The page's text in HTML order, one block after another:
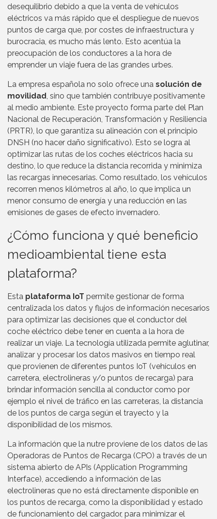
desequilibrio debido a que la venta de vehículos
eléctricos va más rápido que el despliegue de nuevos
puntos de carga que, por costes de infraestructura y
burocracia, es mucho más lento. Esto acentúa la
preocupación de los conductores a la hora de
emprender un viaje fuera de las grandes urbes.
La empresa española no solo ofrece una solución de
movilidad , sino que también contribuye positivamente
al medio ambiente. Este proyecto forma parte del Plan
Nacional de Recuperación, Transformación y Resiliencia
(PRTR), lo que garantiza su alineación con el principio
DNSH (no hacer daño significativo). Esto se logra al
optimizar las rutas de los coches eléctricos hacia su
destino, lo que reduce la distancia recorrida y minimiza
las recargas innecesarias. Como resultado, los vehículos
recorren menos kilómetros al año, lo que implica un
menor consumo de energía y una reducción en las
emisiones de gases de efecto invernadero.
¿Cómo funciona y qué beneficio
medioambiental tiene esta
plataforma?
Esta plataforma IoT permite gestionar de forma
centralizada los datos y flujos de información necesarios
para optimizar las decisiones que el conductor del
coche eléctrico debe tener en cuenta a la hora de
realizar un viaje. La tecnología utilizada permite aglutinar,
analizar y procesar los datos masivos en tiempo real
que provienen de diferentes puntos IoT (vehículos en
carretera, electrolineras y/o puntos de recarga) para
brindar información sencilla al conductor como por
ejemplo el nivel de tráfico en las carreteras, la distancia
de los puntos de carga según el trayecto y la
disponibilidad de los mismos.
La información que la nutre proviene de los datos de las
Operadoras de Puntos de Recarga (CPO) a través de un
sistema abierto de APIs (Application Programming
Interface), accediendo a información de las
electrolineras que no está directamente disponible en
los puntos de recarga, como la disponibilidad y estado
de funcionamiento del cargador, para minimizar el